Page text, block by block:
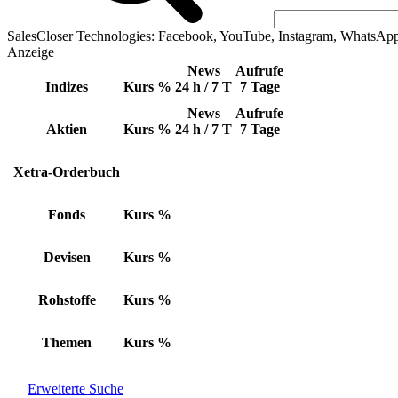
SalesCloser Technologies: Facebook, YouTube, Instagram,
Anzeige
Indizes Kurs %
News
24 h / 7 T
Aufrufe
7 Tage
Aktien Kurs %
News
24 h / 7 T
Aufrufe
7 Tage
Xetra-Orderbuch
Fonds Kurs %
Devisen Kurs %
Rohstoffe Kurs %
Themen Kurs %
Erweiterte Suche